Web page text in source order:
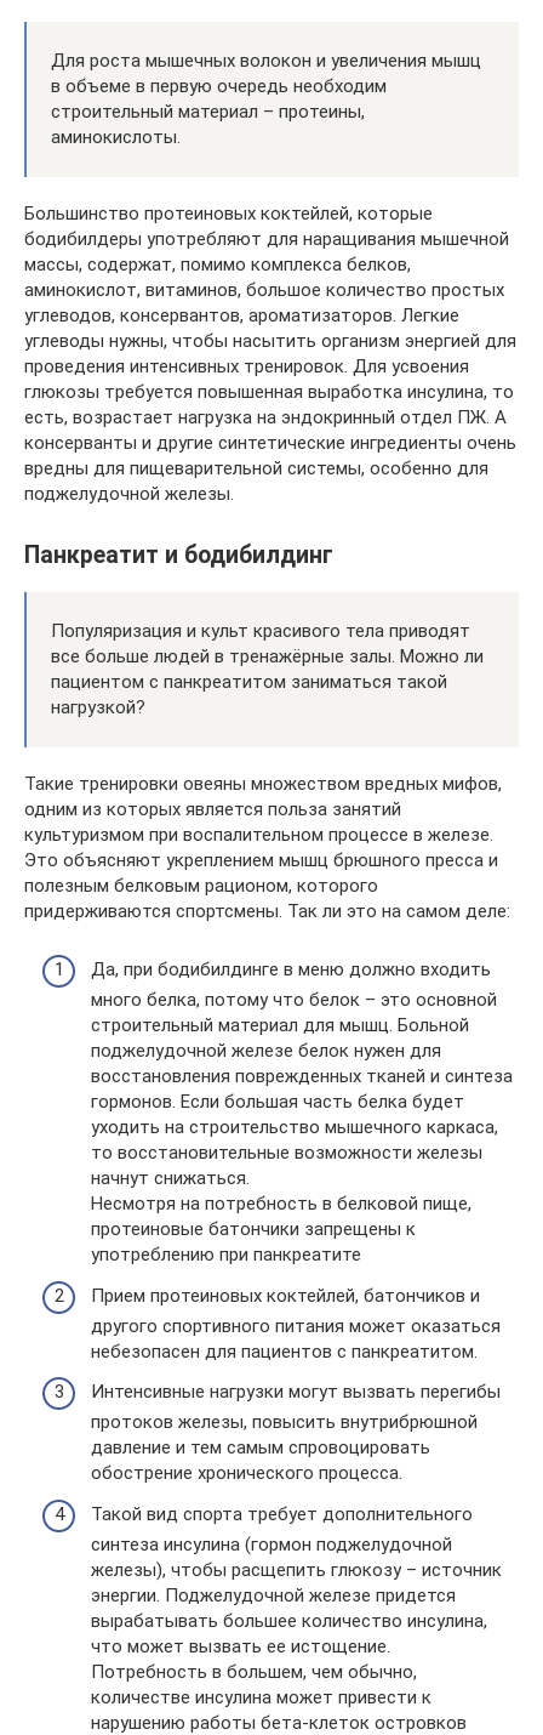
Для роста мышечных волокон и увеличения мышц
в объеме в первую очередь необходим
строительный материал – протеины,
аминокислоты.
Большинство протеиновых коктейлей, которые
бодибилдеры употребляют для наращивания мышечной
массы, содержат, помимо комплекса белков,
аминокислот, витаминов, большое количество простых
углеводов, консервантов, ароматизаторов. Легкие
углеводы нужны, чтобы насытить организм энергией для
проведения интенсивных тренировок. Для усвоения
глюкозы требуется повышенная выработка инсулина, то
есть, возрастает нагрузка на эндокринный отдел ПЖ. А
консерванты и другие синтетические ингредиенты очень
вредны для пищеварительной системы, особенно для
поджелудочной железы.
Панкреатит и бодибилдинг
Популяризация и культ красивого тела приводят
все больше людей в тренажёрные залы. Можно ли
пациентом с панкреатитом заниматься такой
нагрузкой?
Такие тренировки овеяны множеством вредных мифов,
одним из которых является польза занятий
культуризмом при воспалительном процессе в железе.
Это объясняют укреплением мышц брюшного пресса и
полезным белковым рационом, которого
придерживаются спортсмены. Так ли это на самом деле:
Да, при бодибилдинге в меню должно входить
много белка, потому что белок – это основной
строительный материал для мышц. Больной
поджелудочной железе белок нужен для
восстановления поврежденных тканей и синтеза
гормонов. Если большая часть белка будет
уходить на строительство мышечного каркаса,
то восстановительные возможности железы
начнут снижаться.
Несмотря на потребность в белковой пище,
протеиновые батончики запрещены к
употреблению при панкреатите
Прием протеиновых коктейлей, батончиков и
другого спортивного питания может оказаться
небезопасен для пациентов с панкреатитом.
Интенсивные нагрузки могут вызвать перегибы
протоков железы, повысить внутрибрюшной
давление и тем самым спровоцировать
обострение хронического процесса.
Такой вид спорта требует дополнительного
синтеза инсулина (гормон поджелудочной
железы), чтобы расщепить глюкозу – источник
энергии. Поджелудочной железе придется
вырабатывать большее количество инсулина,
что может вызвать ее истощение.
Потребность в большем, чем обычно,
количестве инсулина может привести к
нарушению работы бета-клеток островков